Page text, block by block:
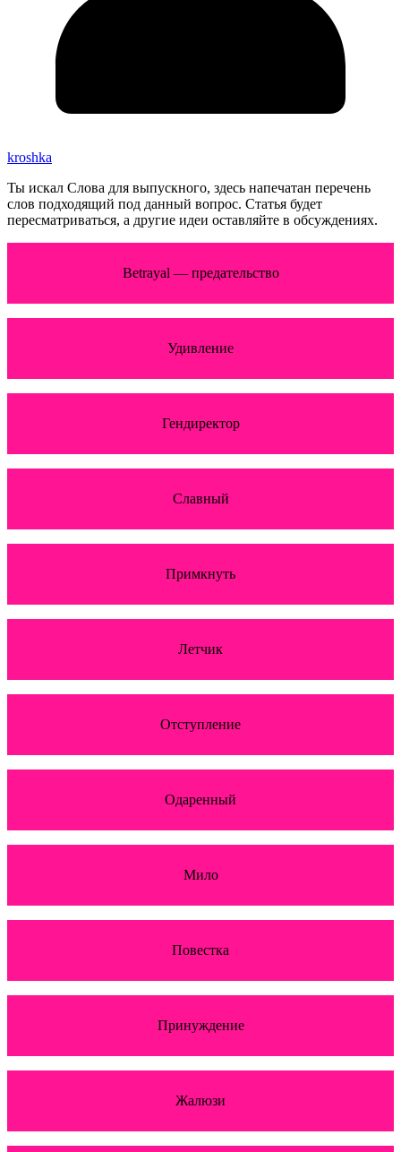
kroshka
Ты искал Слова для выпускного, здесь напечатан перечень
слов подходящий под данный вопрос. Статья будет
пересматриваться, а другие идеи оставляйте в обсуждениях.
Betrayal — предательство
Удивление
Гендиректор
Славный
Примкнуть
Летчик
Отступление
Одаренный
Мило
Повестка
Принуждение
Жалюзи